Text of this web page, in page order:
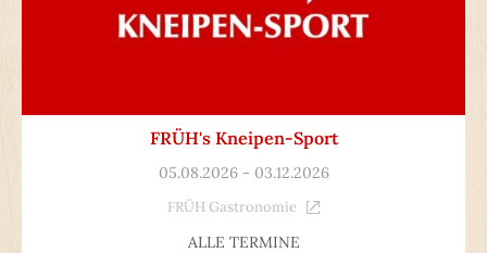
FRÜH's Kneipen-Sport
05.08.2026 - 03.12.2026
FRÜH Gastronomie
ALLE TERMINE